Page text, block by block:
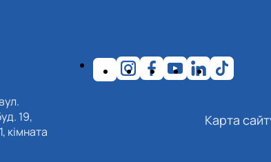
19,
кімната
Карта